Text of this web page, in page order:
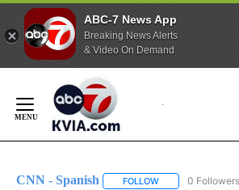
ABC-7 News App
Breaking News Alerts
& Video On Demand
Content
CNN - Spanish FOLLOW FOLLOW "CNN -
0 Followers